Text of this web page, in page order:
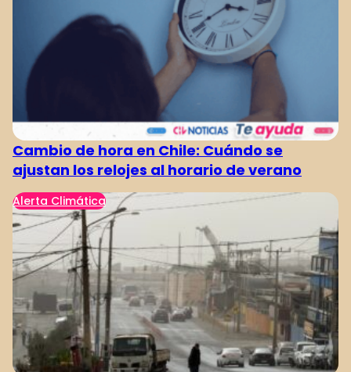
Cambio de hora en Chile: Cuándo se
ajustan los relojes al horario de verano
Alerta Climática